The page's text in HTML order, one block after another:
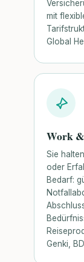
mit
Global
Work
Sie
oder
Bedarf:
Genki,